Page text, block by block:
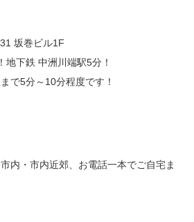
坂巻ビル1F
地下鉄 中洲川端駅5分！
で5分～10分程度です！
内・市内近郊、お電話一本でご自宅ま